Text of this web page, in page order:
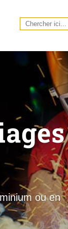
Search
ou en